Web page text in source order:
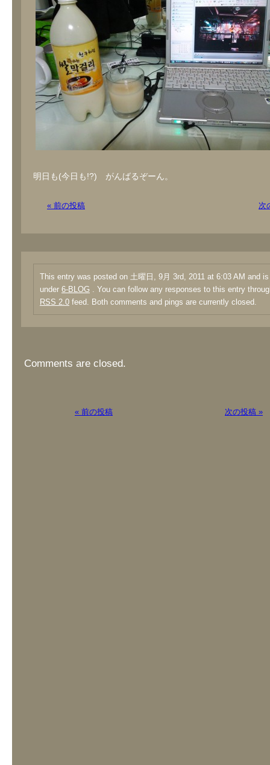
明日も(今日も!?) がんばるぞーん。
« 前の投稿 次
This entry was posted on 土曜日, 9月 3rd, 2011 at 6:03 AM and
under 6-BLOG . You can follow any responses to this entry
RSS 2.0 feed. Both comments and pings are currently closed.
Comments are closed.
« 前の投稿 次の投稿 »